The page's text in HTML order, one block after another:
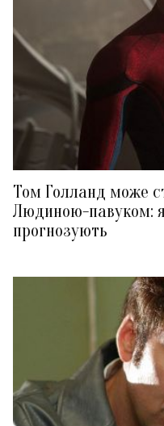
Том Голланд може
Людиною-павуком:
прогнозують